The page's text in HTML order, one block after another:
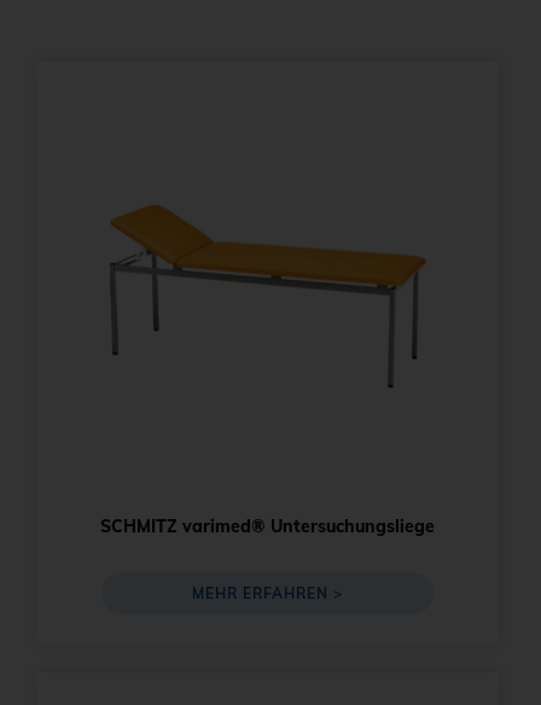
SCHMITZ varimed® Untersuchungsliege
MEHR ERFAHREN >